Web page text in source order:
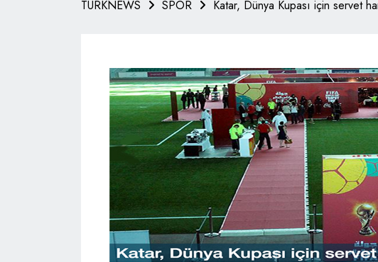
TURKNEWS SPOR Katar, Dünya Kupası için servet